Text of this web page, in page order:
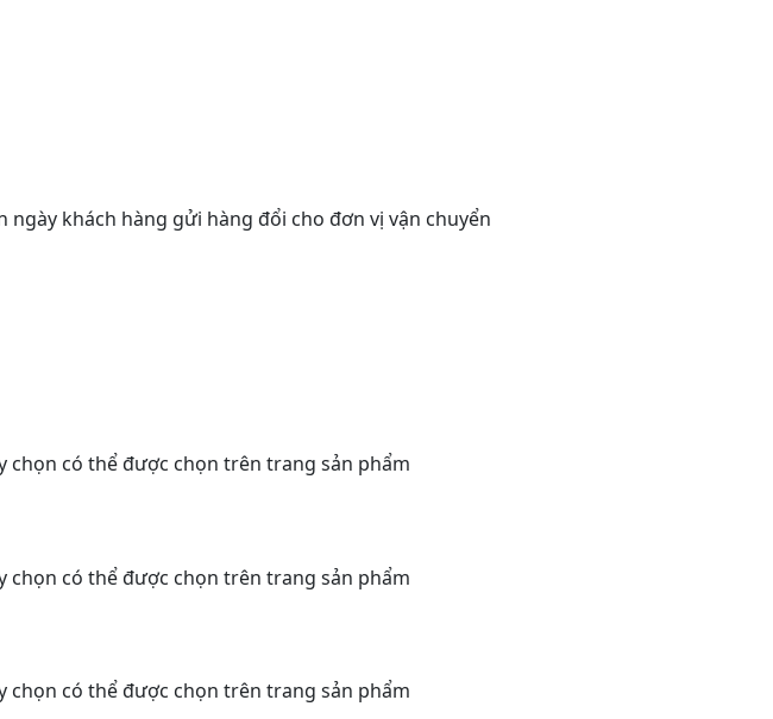
khách hàng gửi hàng đổi cho đơn vị vận chuyển
chọn có thể được chọn trên trang sản phẩm
chọn có thể được chọn trên trang sản phẩm
chọn có thể được chọn trên trang sản phẩm